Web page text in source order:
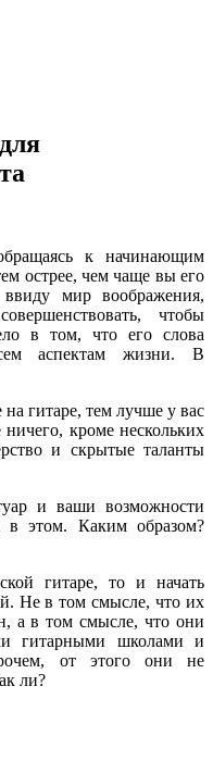
к начинающим
острее, чем чаще вы его
мир воображения,
чтобы
в том, что его слова
аспектам жизни. В
гитаре, тем лучше у вас
кроме нескольких
и скрытые таланты
и ваши возможности
в этом. Каким образом?
гитаре, то и начать
Не в том смысле, что их
а в том смысле, что они
гитарными школами и
от этого они не
ли?